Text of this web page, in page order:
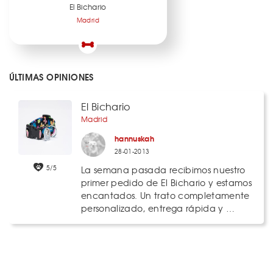
El Bichario
Madrid
ÚLTIMAS OPINIONES
5/5
El Bichario
Madrid
hannuskah
28-01-2013
La semana pasada recibimos nuestro
primer pedido de El Bichario y estamos
encantados. Un trato completamente
personalizado, entrega rápida y …